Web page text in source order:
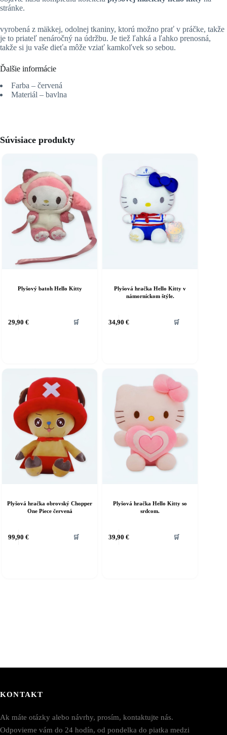
stránke.
vyrobená z mäkkej, odolnej tkaniny, ktorú možno prať v práčke, takže
je to priateľ nenáročný na údržbu. Je tiež ľahká a ľahko prenosná,
takže si ju vaše dieťa môže vziať kamkoľvek so sebou.
Ďalšie informácie
Farba – červená
Materiál – bavlna
Súvisiace produkty
Plyšový batoh Hello Kitty
29,90 € 🛒
Plyšová hračka Hello Kitty v
námorníckom štýle.
34,90 € 🛒
Plyšová hračka obrovský Chopper
One Piece červená
99,90 € 🛒
Plyšová hračka Hello Kitty so
srdcom.
39,90 € 🛒
KONTAKT
Ak máte otázky alebo návrhy, prosím, kontaktujte nás.
Odpovieme vám do 24 hodín, od pondelka do piatka medzi